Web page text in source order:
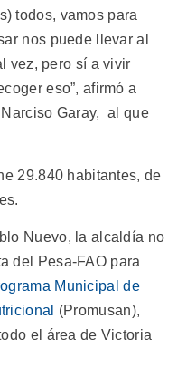
todos, vamos para
nos puede llevar al
vez, pero sí a vivir
eso”, afirmó a
Garay, al que
29.840 habitantes, de
Nuevo, la alcaldía no
del Pesa-FAO para
Municipal de
(Promusan),
el área de Victoria